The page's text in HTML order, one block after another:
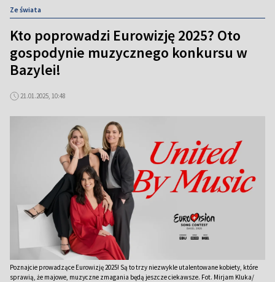
Ze świata
Kto poprowadzi Eurowizję 2025? Oto
gospodynie muzycznego konkursu w
Bazylei!
21.01.2025, 10:48
Poznajcie prowadzące Eurowizję 2025! Są to trzy niezwykle utalentowane kobiety, które
sprawią, że majowe, muzyczne zmagania będą jeszcze ciekawsze. Fot. Mirjam Kluka/